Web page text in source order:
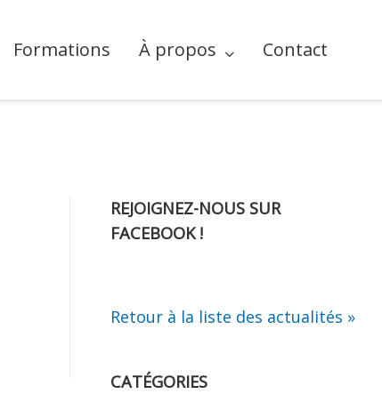
Formations À propos Contact
REJOIGNEZ-NOUS SUR
FACEBOOK !
Retour à la liste des actualités »
CATÉGORIES